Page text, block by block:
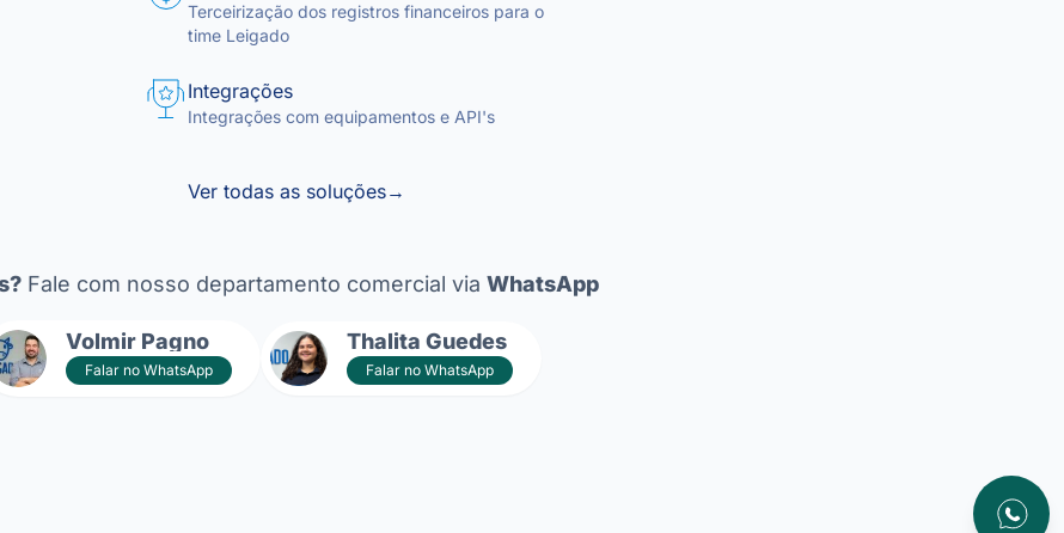
Terceirização dos registros financeiros para o
time Leigado
Integrações
Integrações com equipamentos e API's
Ver todas as soluções→
Fale com nosso departamento comercial via WhatsApp
Volmir Pagno
Falar no WhatsApp
Thalita Guedes
Falar no WhatsApp